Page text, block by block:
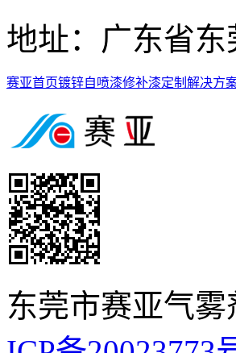
地址：广东省
赛亚首页镀锌自喷漆修补漆定制解决方
东莞市赛亚气